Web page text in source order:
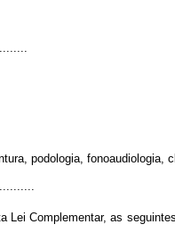
podologia, fonoaudiologia,
Lei Complementar, as seguintes